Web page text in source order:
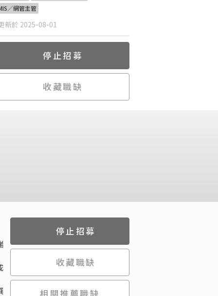
／網管主管
新於 2025-08-01
停止招募
收藏職缺
停止招募
收藏職缺
相關推薦職缺